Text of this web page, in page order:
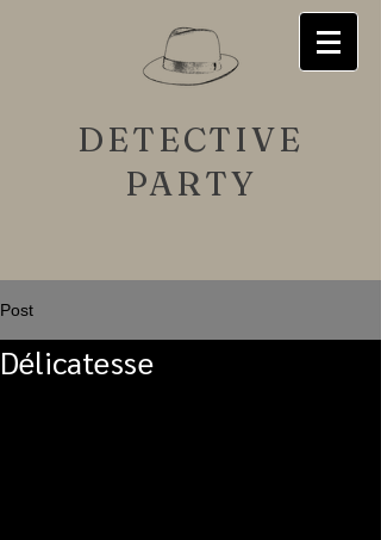
DETECTIVE
PARTY
Post
Délicatesse